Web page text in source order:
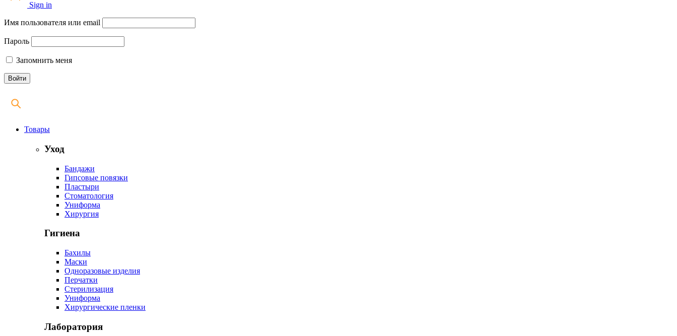
Sign in
Имя пользователя или email
Пароль
Запомнить меня
Товары
Уход
Бандажи
Гипсовые повязки
Пластыри
Стоматология
Униформа
Хирургия
Гигиена
Бахилы
Маски
Одноразовые изделия
Перчатки
Стерилизация
Униформа
Хирургические пленки
Лаборатория